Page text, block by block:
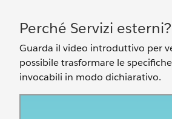
Perché Servizi esterni?
Guarda il video introduttivo per
possibile trasformare le
invocabili in modo dichiarativo.